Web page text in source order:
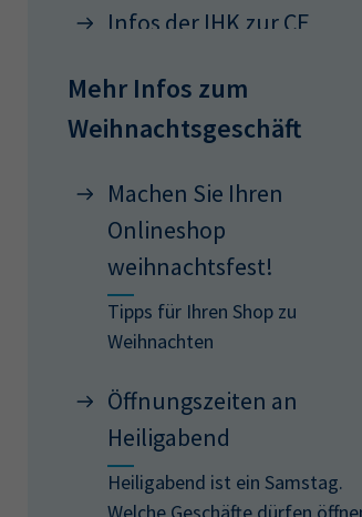
Infos der IHK zur CE
Mehr Infos zum
Weihnachtsgeschäft
Machen Sie Ihren
Onlineshop
weihnachtsfest!
Tipps für Ihren Shop zu
Weihnachten
Öffnungszeiten an
Heiligabend
Heiligabend ist ein Samstag.